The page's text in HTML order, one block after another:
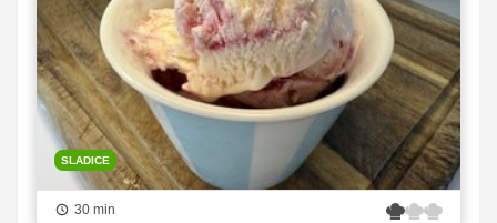
SLADICE
30 min